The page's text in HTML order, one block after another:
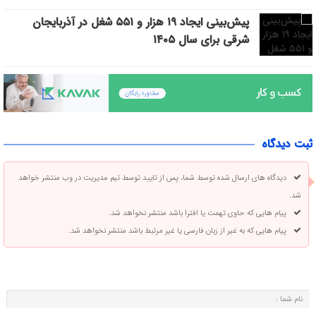
پیش‌بینی ایجاد ۱۹ هزار و ۵۵۱ شغل در آذربایجان
شرقی برای سال ۱۴۰۵
ثبت دیدگاه
دیدگاه های ارسال شده توسط شما، پس از تایید توسط تیم مدیریت در وب منتشر خواهد
شد.
پیام هایی که حاوی تهمت یا افترا باشد منتشر نخواهد شد.
پیام هایی که به غیر از زبان فارسی یا غیر مرتبط باشد منتشر نخواهد شد.